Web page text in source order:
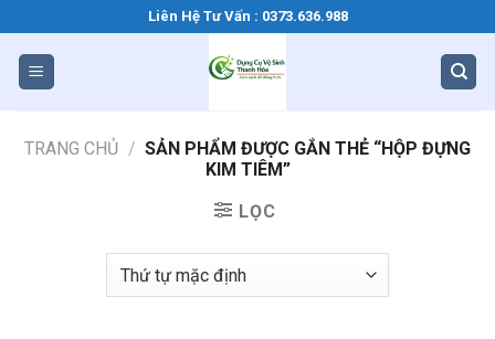
qua
dung
Liên Hệ Tư Vấn : 0373.636.988
TRANG CHỦ / SẢN PHẨM ĐƯỢC GẮN THẺ “HỘP ĐỰNG
KIM TIÊM”
LỌC